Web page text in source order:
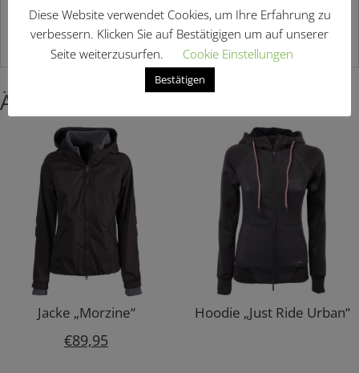
Paspeln und eine geprägte Rücken-Oberseite.
Hier findest Du weitere Turnierausstattung
Ähnliche Produkte
Jacke „Morzine“
€89,95
Hoodie „Just Ride Urban“
Diese Website verwendet Cookies, um Ihre Erfahrung zu
verbessern. Klicken Sie auf Bestätigigen um auf unserer
Seite weiterzusurfen.
Cookie Einstellungen
Bestätigen